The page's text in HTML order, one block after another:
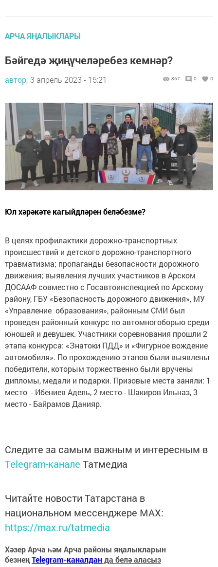
АРЧА ЯҢАЛЫКЛАРЫ
Бәйгедә җиңүчеләребез кемнәр?
автор, 3 апрель 2023 - 15:21 867 0 0
Юл хәрәкәте кагыйдләрен беләбезме?
В целях профилактики дорожно-транспортных
происшествий и детского дорожно-транспортного
травматизма; пропаганды безопасности дорожного
движения; выявления лучших участников в Арском
ДОСААФ совместно с Госавтоинспекцией по Арскому
району, ГБУ «Безопасность дорожного движения», МУ
«Управление образования», районным СМИ был
проведен районный конкурс по автомногоборью среди
юношей и девушек. Участники соревнования прошли 2
этапа конкурса: «Знатоки ПДД» и «Фигурное вождение
автомобиля». По прохождению этапов были выявлены
победители, которым торжественно были вручены
дипломы, медали и подарки. Призовые места заняли: 1
место - Ибениев Адель, 2 место - Шакиров Ильназ, 3
место - Байрамов Данияр.
Следите за самым важным и интересным в
Telegram-канале Татмедиа
Читайте новости Татарстана в
национальном мессенджере MАХ:
https://max.ru/tatmedia
Хәзер Арча һәм Арча районы яңалыкларын
безнеңTelegram-каналданда белә аласыз